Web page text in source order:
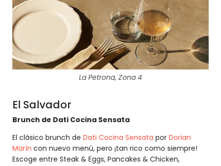
La Petrona, Zona 4
El Salvador
Brunch de Dati Cocina Sensata
El clásico brunch de Dati Cocina Sensata por Dorian
Marín con nuevo menú, pero ¡tan rico como siempre!
Escoge entre Steak & Eggs, Pancakes & Chicken,